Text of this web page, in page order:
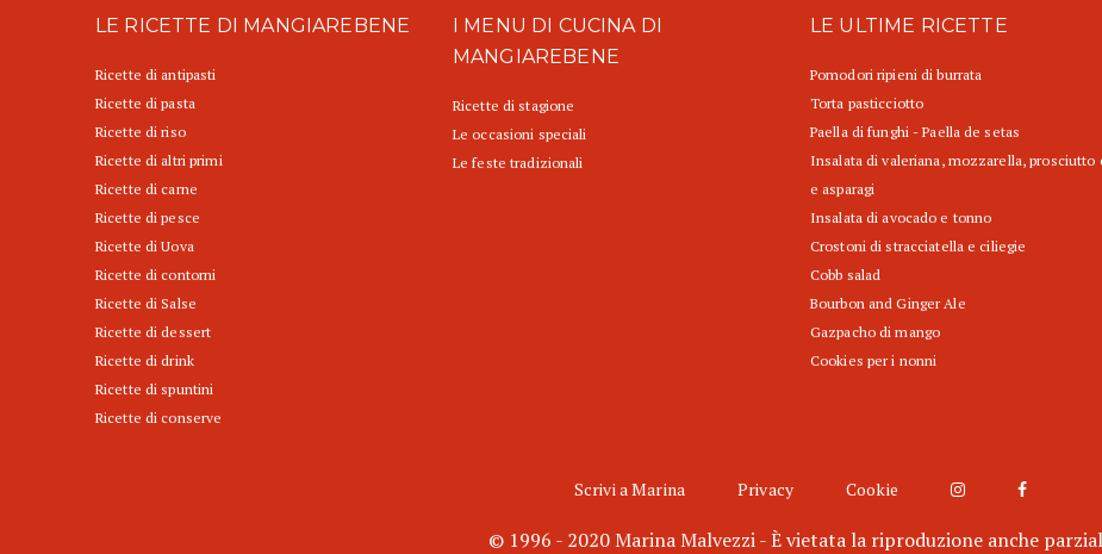
LE RICETTE DI MANGIAREBENE
Ricette di antipasti
Ricette di pasta
Ricette di riso
Ricette di altri primi
Ricette di carne
Ricette di pesce
Ricette di Uova
Ricette di contorni
Ricette di Salse
Ricette di dessert
Ricette di drink
Ricette di spuntini
Ricette di conserve
I MENU DI CUCINA DI
MANGIAREBENE
Ricette di stagione
Le occasioni speciali
Le feste tradizionali
LE ULTIME RICETTE
Pomodori ripieni di burrata
Torta pasticciotto
Paella di funghi - Paella de setas
Insalata di valeriana, mozzarella, prosciutto
e asparagi
Insalata di avocado e tonno
Crostoni di stracciatella e ciliegie
Cobb salad
Bourbon and Ginger Ale
Gazpacho di mango
Cookies per i nonni
Scrivi a Marina Privacy Cookie
© 1996 - 2020 Marina Malvezzi - È vietata la riproduzione anche